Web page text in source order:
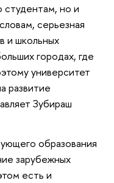
студентам, но и
серьезная
и школьных
городах, где
университет
развитие
Зубираш
образования
зарубежных
есть и